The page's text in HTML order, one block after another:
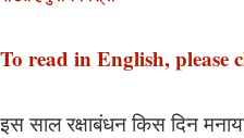
To read in English, please
इस साल रक्षाबंधन किस दिन